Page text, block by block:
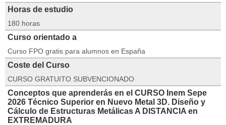
Horas de estudio
180 horas
Curso orientado a
Curso FPO gratis para alumnos en España
Coste del Curso
CURSO GRATUITO SUBVENCIONADO
Conceptos que aprenderás en el CURSO Inem Sepe
2026 Técnico Superior en Nuevo Metal 3D. Diseño y
Cálculo de Estructuras Metálicas A DISTANCIA en
EXTREMADURA